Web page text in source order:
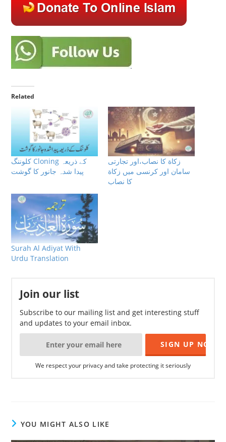
Related
کلوننگ Cloning کے ذریعہ
پیدا شدہ جانور کا گوشت
زكاة كا نصاب،اور تجارتى
سامان اور كرنسى ميں زكاة
كا نصاب
Surah Al Adiyat With
Urdu Translation
Join our list
Subscribe to our mailing list and get interesting stuff
and updates to your email inbox.
We respect your privacy and take protecting it seriously
YOU MIGHT ALSO LIKE